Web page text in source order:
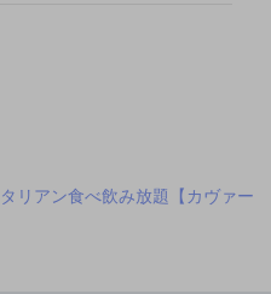
リアン食べ飲み放題【カヴァー